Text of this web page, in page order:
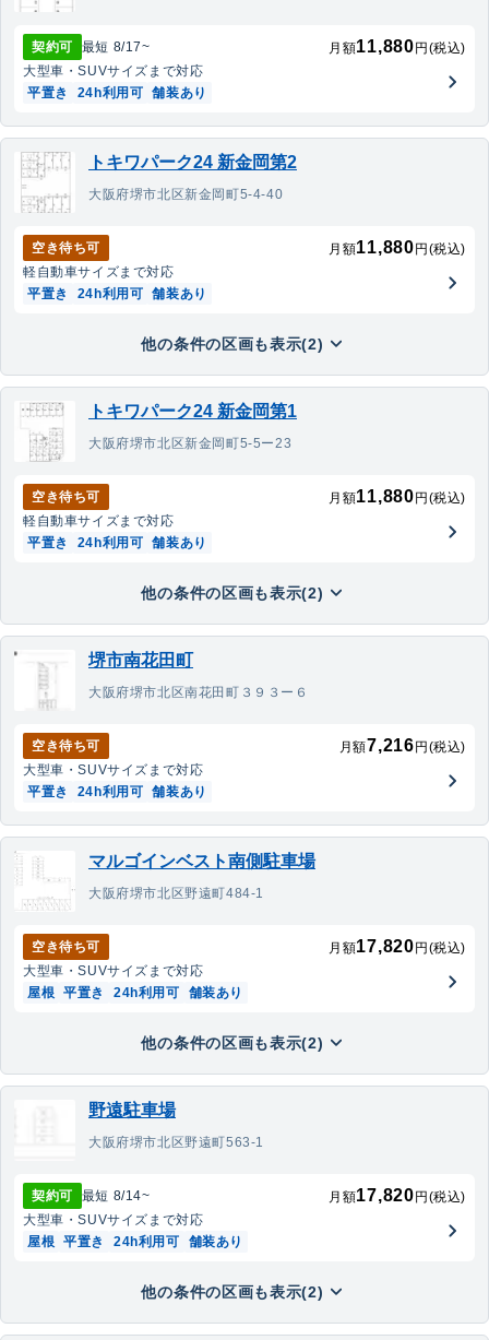
契約可 最短 8/17~ 月額11,880 円(税込)
大型車・SUVサイズまで対応
平置き
24h利用可 舗装あり
トキワパーク24 新金岡第2
大阪府堺市北区新金岡町5-4-40
空き待ち可 月額11,880 円(税込)
軽自動車サイズまで対応
平置き
24h利用可 舗装あり
他の条件の区画も表示(2)
トキワパーク24 新金岡第1
大阪府堺市北区新金岡町5-5ー23
空き待ち可 月額11,880 円(税込)
軽自動車サイズまで対応
平置き
24h利用可 舗装あり
他の条件の区画も表示(2)
堺市南花田町
大阪府堺市北区南花田町３９３ー６
空き待ち可 月額7,216 円(税込)
大型車・SUVサイズまで対応
平置き
24h利用可 舗装あり
マルゴインベスト南側駐車場
大阪府堺市北区野遠町484-1
空き待ち可 月額17,820 円(税込)
大型車・SUVサイズまで対応
屋根 平置き 24h利用可 舗装あり
他の条件の区画も表示(2)
野遠駐車場
大阪府堺市北区野遠町563-1
契約可 最短 8/14~ 月額17,820 円(税込)
大型車・SUVサイズまで対応
屋根 平置き 24h利用可 舗装あり
他の条件の区画も表示(2)